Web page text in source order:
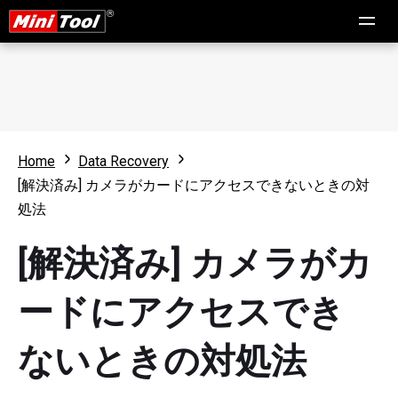
Home
Data Recovery
[解決済み] カメラがカードにアクセスできないときの対
処法
[解決済み] カメラがカ
ードにアクセスでき
ないときの対処法